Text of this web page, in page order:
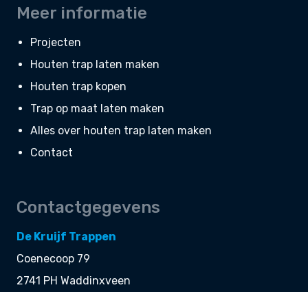
Meer informatie
Projecten
Houten trap laten maken
Houten trap kopen
Trap op maat laten maken
Alles over houten trap laten maken
Contact
Contactgegevens
De Kruijf Trappen
Coenecoop 79
2741 PH Waddinxveen